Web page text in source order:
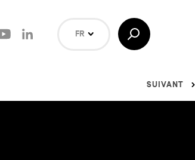
Youtube
FR
Afficher/Masquer
la
Recherche
SUIVANT